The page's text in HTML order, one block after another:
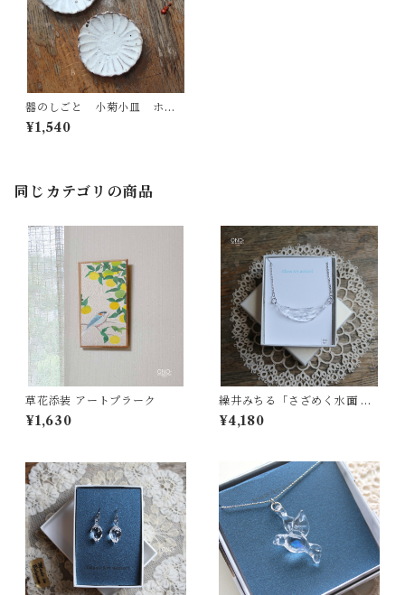
器のしごと 小菊小皿 ホワ
イト
¥1,540
同じカテゴリの商品
草花添装 アートプラーク
¥1,630
繰井みちる「さざめく水面 AQ
UA 」-クリア-
¥4,180